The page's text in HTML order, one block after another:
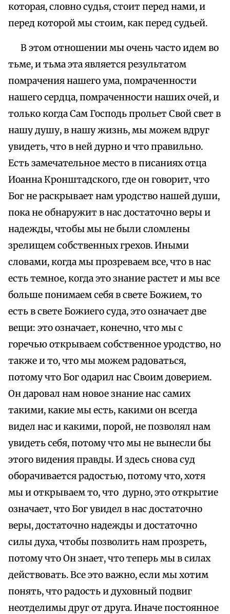
которая, словно судья, стоит перед нами, и
перед которой мы стоим, как перед судьей.
В этом отношении мы очень часто идем во
тьме, и тьма эта является результатом
помрачения нашего ума, помраченности
нашего сердца, помраченности наших очей, и
только когда Сам Господь прольет Свой свет в
нашу душу, в нашу жизнь, мы можем вдруг
увидеть, что в ней дурно и что правильно.
Есть замечательное место в писаниях отца
Иоанна Кронштадского, где он говорит, что
Бог не раскрывает нам уродство нашей души,
пока не обнаружит в нас достаточно веры и
надежды, чтобы мы не были сломлены
зрелищем собственных грехов. Иными
словами, когда мы прозреваем все, что в нас
есть темное, когда это знание растет и мы все
больше понимаем себя в свете Божием, то
есть в свете Божиего суда, это означает две
вещи: это означает, конечно, что мы с
горечью открываем собственное уродство, но
также и то, что мы можем радоваться,
потому что Бог одарил нас Своим доверием.
Он даровал нам новое знание нас самих
такими, какие мы есть, какими он всегда
видел нас и какими, порой, не позволял нам
увидеть себя, потому что мы не вынесли бы
этого видения правды. И здесь снова суд
оборачивается радостью, потому что, хотя
мы и открываем то, что дурно, это открытие
означает, что Бог увидел в нас достаточно
веры, достаточно надежды и достаточно
силы духа, чтобы позволить нам прозреть,
потому что Он знает, что теперь мы в силах
действовать. Все это важно, если мы хотим
понять, что радость и духовный подвиг
неотделимы друг от друга. Иначе постоянное